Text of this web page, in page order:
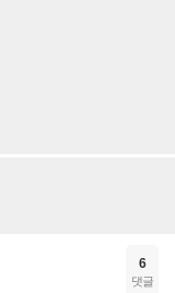
6
댓글